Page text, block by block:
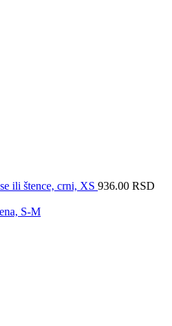
ili štence, crni, XS 936.00 RSD